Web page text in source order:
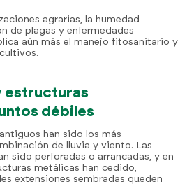
agrarias, la humedad
de plagas y enfermedades
aún más el manejo fitosanitario y
estructuras
débiles
han sido los más
de lluvia y viento. Las
sido perforadas o arrancadas, y en
metálicas han cedido,
extensiones sembradas queden